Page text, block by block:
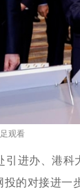
观看
引进办、港
的对接进一